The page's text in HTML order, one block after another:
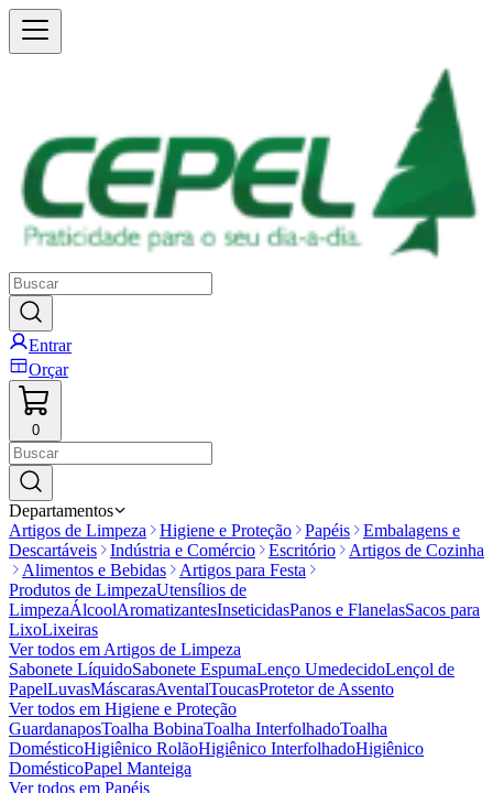
Entrar
Orçar
0
Departamentos
Artigos de Limpeza
Higiene e Proteção Papéis
Embalagens e
Descartáveis
Indústria e Comércio Escritório
Artigos de Cozinha
Alimentos e Bebidas
Artigos para Festa
Produtos de LimpezaUtensílios de
LimpezaÁlcoolAromatizantesInseticidasPanos e FlanelasSacos para
LixoLixeiras
Ver todos em Artigos de Limpeza
Sabonete LíquidoSabonete EspumaLenço UmedecidoLençol de
PapelLuvasMáscarasAventalToucasProtetor de Assento
Ver todos em Higiene e Proteção
GuardanaposToalha BobinaToalha InterfolhadoToalha
DomésticoHigiênico RolãoHigiênico InterfolhadoHigiênico
DomésticoPapel Manteiga
Ver todos em Papéis